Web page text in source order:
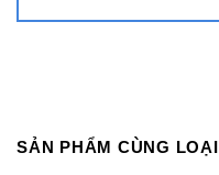
SẢN PHẨM CÙNG LOẠI